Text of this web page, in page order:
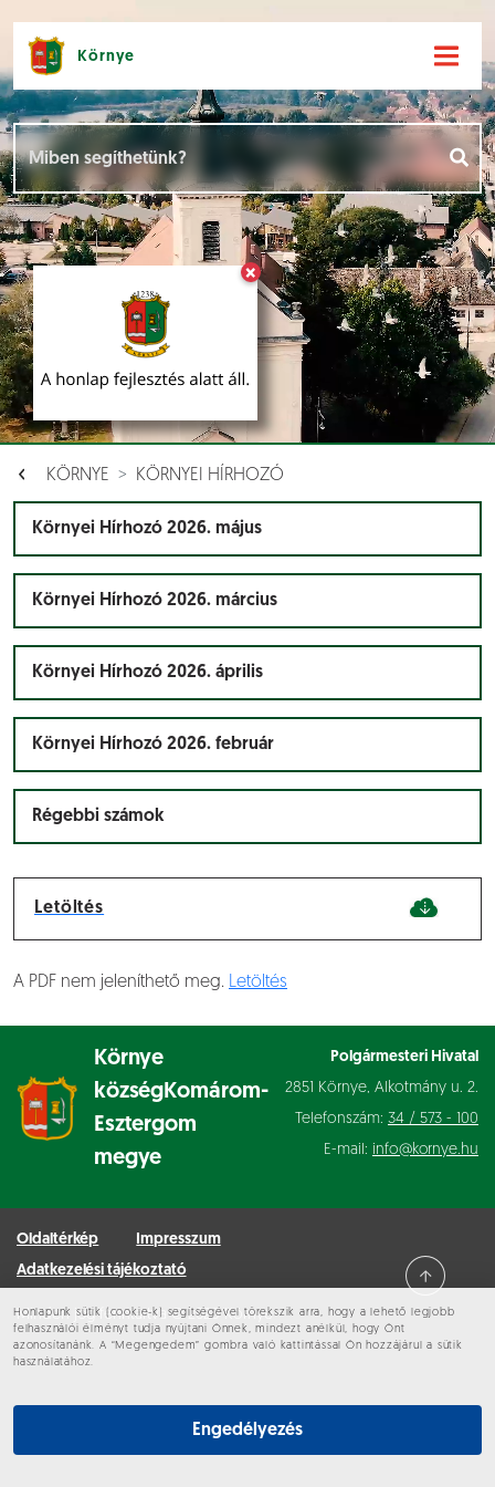
Honlapunk sütik (cookie-k) segítségével törekszik arra, hogy a lehető legjobb
felhasználói élményt tudja nyújtani Önnek, mindezt anélkül, hogy Önt
azonosítanánk. A “Megengedem” gombra való kattintással Ön hozzájárul a sütik
használatához.
Engedélyezés
×
Környe
KÖRNYE KÖRNYEI HÍRHOZÓ
Környei Hírhozó 2026. május
Környei Hírhozó 2026. március
Környei Hírhozó 2026. április
Környei Hírhozó 2026. február
Régebbi számok
Letöltés
A PDF nem jeleníthető meg. Letöltés
Környe
községKomárom-
Esztergom
megye
Polgármesteri Hivatal
2851 Környe, Alkotmány u. 2.
Telefonszám: 34 / 573 - 100
E-mail: info@kornye.hu
Oldaltérkép
Impresszum
Adatkezelési tájékoztató
Minden jog fenntartva © 2026 Környe
Hírek [
Események []
Dokumentumok []
Aloldalak [ ]